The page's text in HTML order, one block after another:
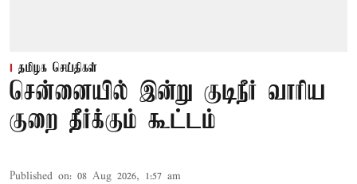
தமிழக செய்திகள்
சென்னையில் இன்று குடிநீர் வாரிய
குறை தீர்க்கும் கூட்டம்
Published on: 08 Aug 2026, 1:57 am